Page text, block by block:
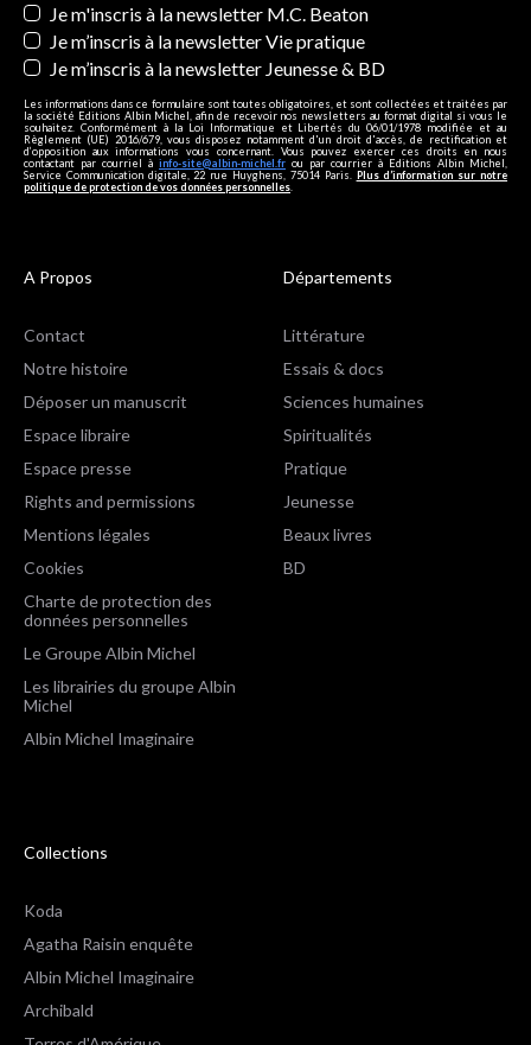
Je m'inscris à la newsletter M.C. Beaton
Je m’inscris à la newsletter Vie pratique
Je m’inscris à la newsletter Jeunesse & BD
Les informations dans ce formulaire sont toutes obligatoires, et sont collectées et traitées par
la société Editions Albin Michel, afin de recevoir nos newsletters au format digital si vous le
souhaitez. Conformément à la Loi Informatique et Libertés du 06/01/1978 modifiée et au
Règlement (UE) 2016/679, vous disposez notamment d'un droit d'accès, de rectification et
d’opposition aux informations vous concernant. Vous pouvez exercer ces droits en nous
contactant par courriel à info-site@albin-michel.fr ou par courrier à Editions Albin Michel,
Service Communication digitale, 22 rue Huyghens, 75014 Paris. Plus d’information sur notre
politique de protection de vos données personnelles
A Propos
Contact
Notre histoire
Déposer un manuscrit
Espace libraire
Espace presse
Rights and permissions
Mentions légales
Cookies
Charte de protection des
données personnelles
Le Groupe Albin Michel
Les librairies du groupe Albin
Michel
Albin Michel Imaginaire
Départements
Littérature
Essais & docs
Sciences humaines
Spiritualités
Pratique
Jeunesse
Beaux livres
BD
Collections
Koda
Agatha Raisin enquête
Albin Michel Imaginaire
Archibald